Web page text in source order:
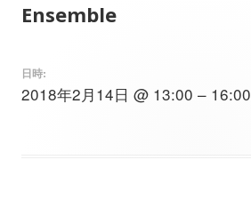
Ensemble
日時:
2018年2月14日 @ 13:00 – 16:00